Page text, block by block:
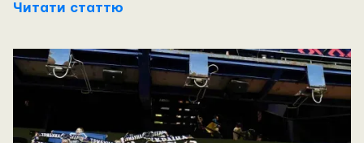
тепер має назву Трибуни Героїв. Чому ця назва є
журналісти Суспільного.
Читати статтю